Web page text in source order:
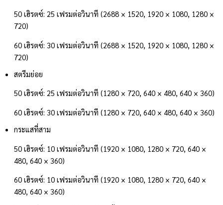
50 เฮิรตซ์: 25 เฟรมต่อวินาที (2688 × 1520, 1920 × 1080, 1280 ×
720)
60 เฮิรตซ์: 30 เฟรมต่อวินาที (2688 × 1520, 1920 × 1080, 1280 ×
720)
สตรีมย่อย
50 เฮิรตซ์: 25 เฟรมต่อวินาที (1280 × 720, 640 × 480, 640 × 360)
60 เฮิรตซ์: 30 เฟรมต่อวินาที (1280 × 720, 640 × 480, 640 × 360)
กระแสที่สาม
50 เฮิรตซ์: 10 เฟรมต่อวินาที (1920 × 1080, 1280 × 720, 640 ×
480, 640 × 360)
60 เฮิรตซ์: 10 เฟรมต่อวินาที (1920 × 1080, 1280 × 720, 640 ×
480, 640 × 360)